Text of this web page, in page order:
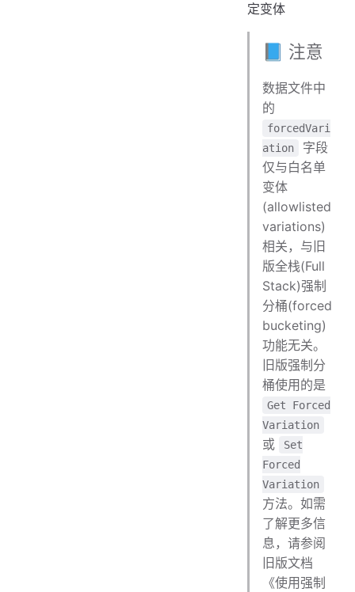
定变体
📘 注意
数据文件中
的
forcedVari
ation
字段
仅与白名单
变体
(allowlisted
variations)
相关，与旧
版全栈(Full
Stack)强制
分桶(forced
bucketing)
功能无关。
旧版强制分
桶使用的是
Get Forced
Variation
或
Set
Forced
Variation
方法。如需
了解更多信
息，请参阅
旧版文档
《使用强制